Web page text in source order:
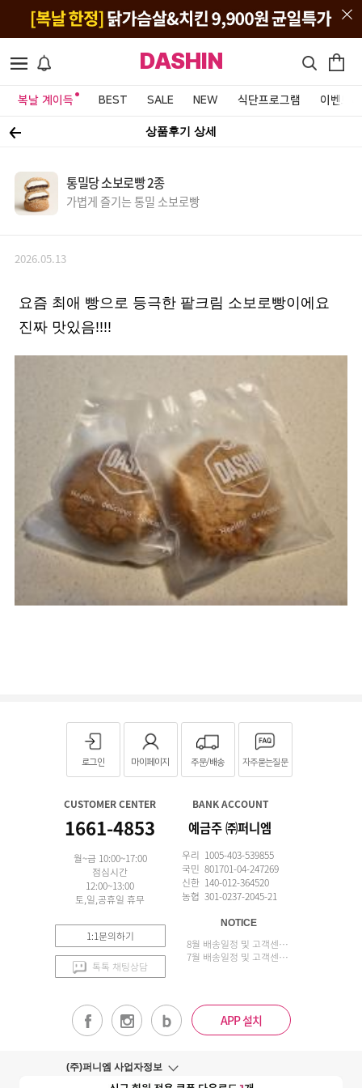
DASHIN
복날 계이득 BEST SALE NEW 식단프로그램 이벤트&
상품후기 상세
통밀당 소보로빵 2종
가볍게 즐기는 통밀 소보로빵
2026.05.13
요즘 최애 빵으로 등극한 팥크림 소보로빵이에요
진짜 맛있음!!!!
로그인 마이페이지 주문/배송 자주묻는질문
CUSTOMER CENTER
1661-4853
월~금 10:00~17:00
점심시간
12:00~13:00
토,일,공휴일 휴무
1:1문의하기
톡톡 채팅상담
BANK ACCOUNT
예금주 ㈜퍼니엠
우리 1005-403-539855
국민 801701-04-247269
신한 140-012-364520
농협 301-0237-2045-21
NOTICE
8월 배송일정 및 고객센터 업무 안내
7월 배송일정 및 고객센터 업무 안내
APP 설치
(주)퍼니엠 사업자정보